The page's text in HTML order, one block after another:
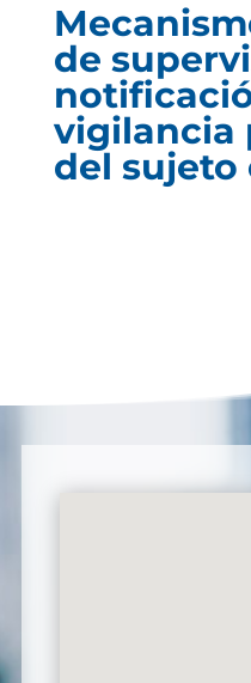
de
vigilancia
del